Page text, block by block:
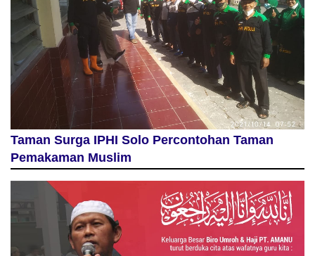
Taman Surga IPHI Solo Percontohan Taman
Pemakaman Muslim